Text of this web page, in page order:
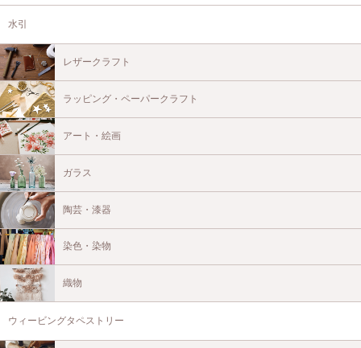
水引
レザークラフト
ラッピング・ペーパークラフト
アート・絵画
ガラス
陶芸・漆器
染色・染物
織物
ウィービングタペストリー